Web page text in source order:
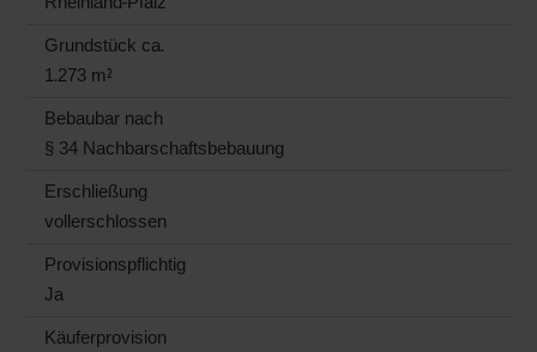
Grund­stück ca.
1.273 m²
Bebaubar nach
§ 34 Nachbarschaftsbebauung
Erschließung
vollerschlossen
Provisionspflichtig
Ja
Käufer­provision